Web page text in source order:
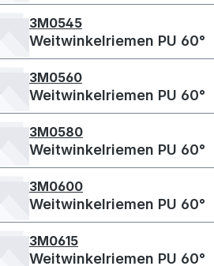
3M0545
Weitwinkelriemen PU 60°
3M0560
Weitwinkelriemen PU 60°
3M0580
Weitwinkelriemen PU 60°
3M0600
Weitwinkelriemen PU 60°
3M0615
Weitwinkelriemen PU 60°